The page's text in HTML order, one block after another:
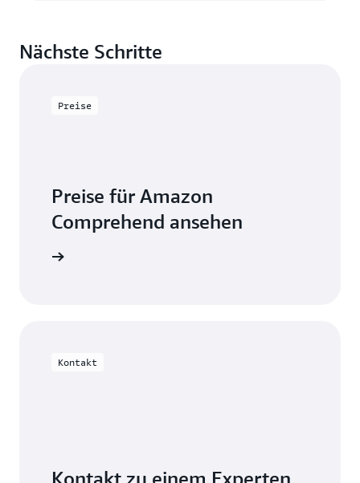
Nächste Schritte
Preise
Preise für Amazon
Comprehend ansehen
Kontakt
Kontakt zu einem Experten